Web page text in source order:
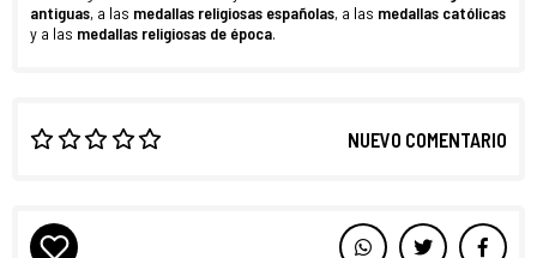
antiguas, a las medallas religiosas españolas, a las medallas católicas
y a las medallas religiosas de época.
NUEVO COMENTARIO